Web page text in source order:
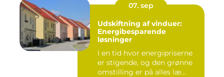
07. sep
Udskiftning af vinduer:
Energibesparende
løsninger
I en tid hvor energipriserne
er stigende, og den grønne
omstilling er på alles læ...